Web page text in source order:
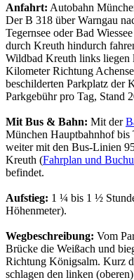
Anfahrt: Autobahn
Der B 318 über Warngau
Tegernsee oder Bad
durch Kreuth hindurch
Wildbad Kreuth links liegen
Kilometer Richtung
beschilderten Parkplatz der
Parkgebühr pro Tag, Stand
Mit Bus & Bahn: Mit der
München Hauptbahnhof bis
weiter mit den Bus-Linien
Kreuth (Fahrplan und
befindet.
Aufstieg: 1 ¼ bis 1 ½
Höhenmeter).
Wegbeschreibung: Vom
Brücke die Weißach und
Richtung Königsalm. Kurz
schlagen den linken